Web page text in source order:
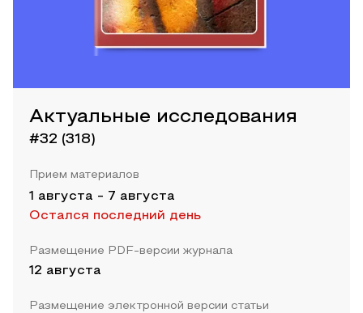
Актуальные исследования
#32 (318)
Прием материалов
1 августа - 7 августа
Остался последний день
Размещение PDF-версии журнала
12 августа
Размещение электронной версии статьи